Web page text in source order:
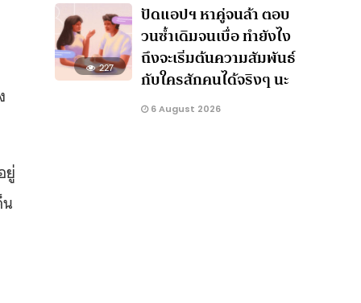
ยู่
227
ปัดแอปฯ หาคู่จนล้า ตอบ
วนซ้ำเดิมจนเบื่อ ทำยังไง
ถึงจะเริ่มต้นความสัมพันธ์
กับใครสักคนได้จริงๆ นะ
6 August 2026